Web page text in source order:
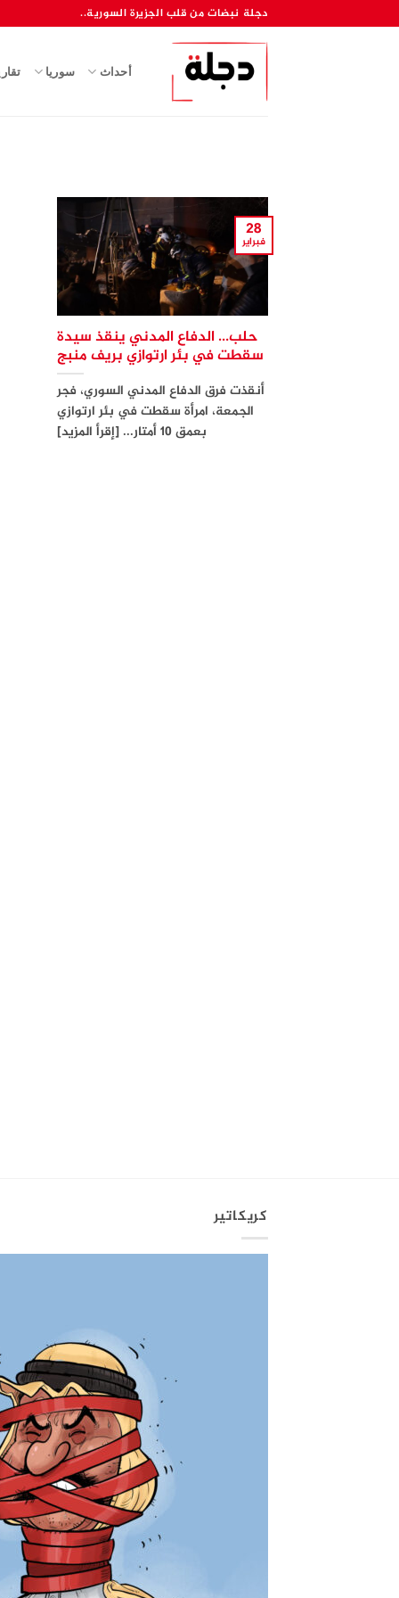
للمحتوى
دجلة نبضات من قلب الجزيرة السورية..
أحداث سوريا
حلب… الدفاع المدني ينقذ سيدة
سقطت في بئر ارتوازي بريف منبج
أنقذت فرق الدفاع المدني السوري، فجر
الجمعة، امرأة سقطت في بئر ارتوازي
بعمق 10 أمتار... [إقرأ المزيد]
28
فبراير
كريكاتير